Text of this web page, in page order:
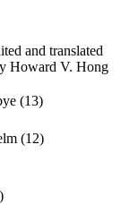
and translated
Howard V. Hong
(13)
(12)